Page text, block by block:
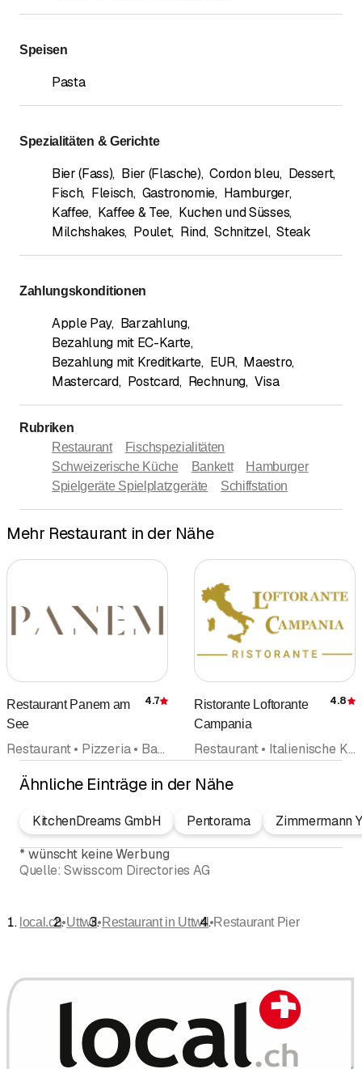
Speisen
Pasta
Spezialitäten & Gerichte
Bier (Fass), Bier (Flasche), Cordon bleu, Dessert,
Fisch, Fleisch, Gastronomie, Hamburger,
Kaffee, Kaffee & Tee, Kuchen und Süsses,
Milchshakes, Poulet, Rind, Schnitzel, Steak
Zahlungskonditionen
Apple Pay, Barzahlung,
Bezahlung mit EC-Karte,
Bezahlung mit Kreditkarte, EUR, Maestro,
Mastercard, Postcard, Rechnung, Visa
Rubriken
Restaurant
Fischspezialitäten
Schweizerische Küche
Bankett
Hamburger
Spielgeräte Spielplatzgeräte
Schiffstation
Mehr Restaurant in der Nähe
Restaurant Panem am
See
Bewertung
4.7
Restaurant • Pizzeria • Bankett • Take Away • Schweizerische Küche • Italienische Küche • Events
Ristorante Loftorante
Campania
4.8
Restaurant • Italienische Küche • Bankett • Catering • Events • Partyservice • Comestibles
Ähnliche Einträge in der Nähe
KitchenDreams GmbH Pentorama
Zimmermann
* wünscht keine Werbung
Quelle: Swisscom Directories AG
local.ch•Uttwil•Restaurant in Uttwil•Restaurant Pier